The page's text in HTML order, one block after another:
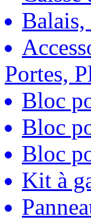
Balais,
Portes,
Bloc
Bloc
Bloc
Kit à